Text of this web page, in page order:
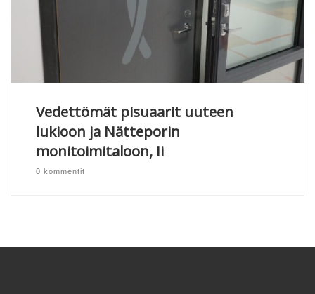
Vedettömät pisuaarit uuteen
lukioon ja Nätteporin
monitoimitaloon, Ii
0 kommentit